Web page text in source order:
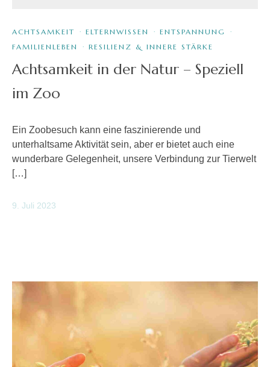
ACHTSAMKEIT · ELTERNWISSEN · ENTSPANNUNG
·
FAMILIENLEBEN
· RESILIENZ & INNERE STÄRKE
Achtsamkeit in der Natur – Speziell
im Zoo
Ein Zoobesuch kann eine faszinierende und
unterhaltsame Aktivität sein, aber er bietet auch eine
wunderbare Gelegenheit, unsere Verbindung zur Tierwelt
[…]
9. Juli 2023